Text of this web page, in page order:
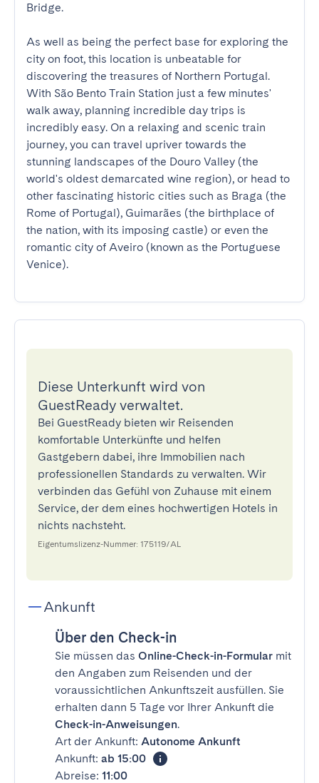
Bridge.
As well as being the perfect base for exploring the
city on foot, this location is unbeatable for
discovering the treasures of Northern Portugal.
With São Bento Train Station just a few minutes'
walk away, planning incredible day trips is
incredibly easy. On a relaxing and scenic train
journey, you can travel upriver towards the
stunning landscapes of the Douro Valley (the
world's oldest demarcated wine region), or head to
other fascinating historic cities such as Braga (the
Rome of Portugal), Guimarães (the birthplace of
the nation, with its imposing castle) or even the
romantic city of Aveiro (known as the Portuguese
Venice).
Diese Unterkunft wird von
GuestReady verwaltet.
Bei GuestReady bieten wir Reisenden
komfortable Unterkünfte und helfen
Gastgebern dabei, ihre Immobilien nach
professionellen Standards zu verwalten. Wir
verbinden das Gefühl von Zuhause mit einem
Service, der dem eines hochwertigen Hotels in
nichts nachsteht.
Eigentumslizenz-Nummer: 175119/AL
Ankunft
Über den Check-in
Sie müssen das Online-Check-in-Formular mit
den Angaben zum Reisenden und der
voraussichtlichen Ankunftszeit ausfüllen. Sie
erhalten dann 5 Tage vor Ihrer Ankunft die
Check-in-Anweisungen.
Art der Ankunft: Autonome Ankunft
Ankunft: ab 15:00
Abreise: 11:00